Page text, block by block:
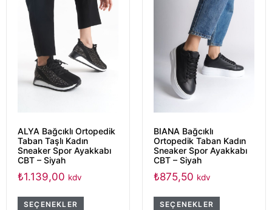
ALYA Bağcıklı Ortopedik
Taban Taşlı Kadın
Sneaker Spor Ayakkabı
CBT – Siyah
₺1.139,00 kdv
SEÇENEKLER
BIANA Bağcıklı
Ortopedik Taban Kadın
Sneaker Spor Ayakkabı
CBT – Siyah
₺875,50 kdv
SEÇENEKLER